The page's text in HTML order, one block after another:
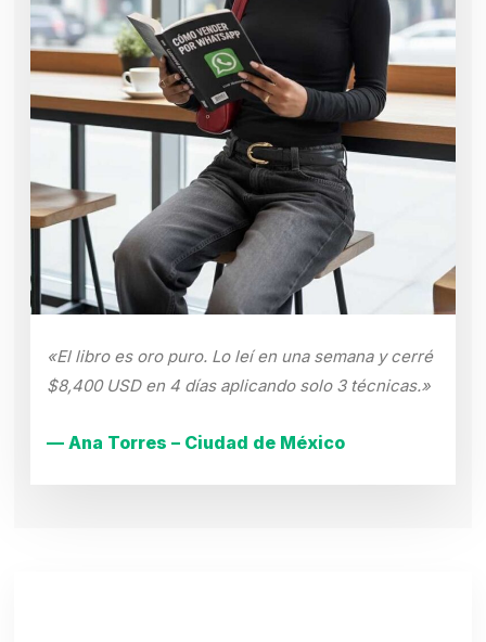
«El libro es oro puro. Lo leí en una semana y cerré
$8,400 USD en 4 días aplicando solo 3 técnicas.»
— Ana Torres – Ciudad de México